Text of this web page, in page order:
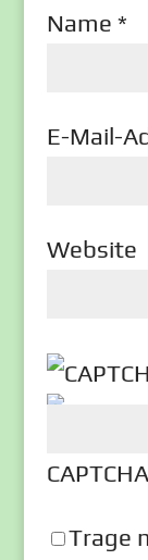
Name *
E-Mail-
Website
Trage